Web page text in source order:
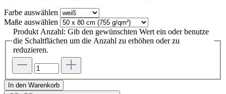
Farbe auswählen
Maße auswählen
Produkt Anzahl: Gib den gewünschten Wert ein oder benutze
die Schaltflächen um die Anzahl zu erhöhen oder zu
reduzieren.
In den Warenkorb